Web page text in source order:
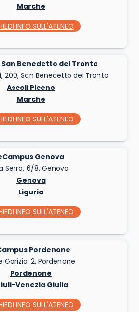
Marche
INFO SULL'ATENEO
San Benedetto del Tronto
200, San Benedetto del Tronto
Ascoli Piceno
Marche
INFO SULL'ATENEO
Genova
Serra, 6/8, Genova
Genova
Liguria
INFO SULL'ATENEO
Pordenone
Gorizia, 2, Pordenone
Pordenone
Venezia Giulia
INFO SULL'ATENEO